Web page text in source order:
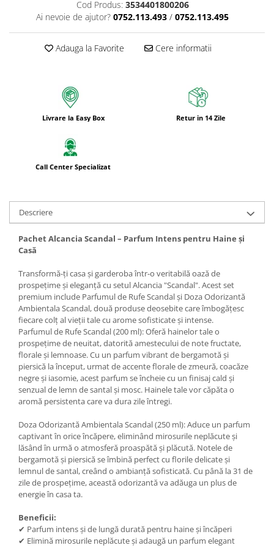
Cod Produs: 3534401800206
Ai nevoie de ajutor? 0752.113.493 / 0752.113.495
Adauga la Favorite Cere informatii
Livrare la Easy Box Retur in 14 Zile
Call Center Specializat
Descriere
Pachet Alcancia Scandal – Parfum Intens pentru Haine și
Casă
Transformă-ți casa și garderoba într-o veritabilă oază de
prospețime și eleganță cu setul Alcancia "Scandal". Acest set
premium include Parfumul de Rufe Scandal și Doza Odorizantă
Ambientala Scandal, două produse deosebite care îmbogățesc
fiecare colț al vieții tale cu arome sofisticate și intense.
Parfumul de Rufe Scandal (200 ml): Oferă hainelor tale o
prospețime de neuitat, datorită amestecului de note fructate,
florale și lemnoase. Cu un parfum vibrant de bergamotă și
piersică la început, urmat de accente florale de zmeură, coacăze
negre și iasomie, acest parfum se încheie cu un finisaj cald și
senzual de lemn de santal și mosc. Hainele tale vor căpăta o
aromă persistenta care va dura zile întregi.
Doza Odorizantă Ambientala Scandal (250 ml): Aduce un parfum
captivant în orice încăpere, eliminând mirosurile neplăcute și
lăsând în urmă o atmosferă proaspătă și plăcută. Notele de
bergamotă și piersică se îmbină perfect cu florile delicate și
lemnul de santal, creând o ambianță sofisticată. Cu până la 31 de
zile de prospețime, această odorizantă va adăuga un plus de
energie în casa ta.
Beneficii:
✔ Parfum intens și de lungă durată pentru haine și încăperi
✔ Elimină mirosurile neplăcute și adaugă un parfum elegant